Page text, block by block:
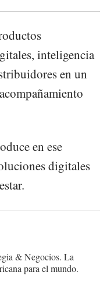
inteligencia
en un
en ese
digitales
& Negocios. La
para el mundo.